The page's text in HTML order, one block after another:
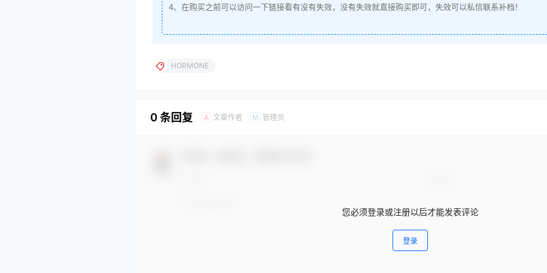
4、在购买之前可以访问一下链接看有没有失效，没有失效就直接购买即可，失效可以私信联系补档！
HORMONE
0 条回复 A 文章作者 M 管理员
您必须登录或注册以后才能发表评论
登录